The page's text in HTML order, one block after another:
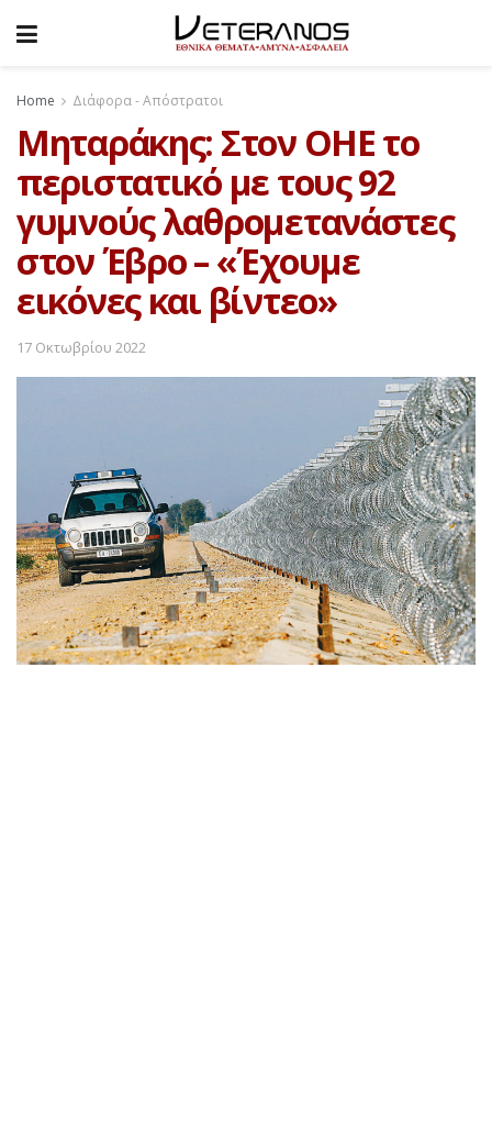
Home Διάφορα - Απόστρατοι
Μηταράκης: Στον ΟΗΕ το
περιστατικό με τους 92
γυμνούς λαθρομετανάστες
στον Έβρο – «Έχουμε
εικόνες και βίντεο»
17 Οκτωβρίου 2022